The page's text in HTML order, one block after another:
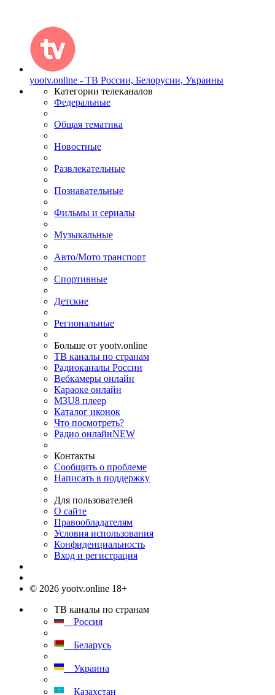
yootv.online - ТВ России, Белорусии, Украины
Категории телеканалов
Федеральные
Общая тематика
Новостные
Развлекательные
Познавательные
Фильмы и сериалы
Музыкальные
Авто/Мото транспорт
Спортивные
Детские
Региональные
Больше от yootv.online
ТВ каналы по странам
Радиоканалы России
Вебкамеры онлайн
Караоке онлайн
M3U8 плеер
Каталог иконок
Что посмотреть?
Радио онлайнNEW
Контакты
Сообщить о проблеме
Написать в поддержку
Для пользователей
О сайте
Правообладателям
Условия использования
Конфиденциальность
Вход и регистрация
© 2026 yootv.online 18+
ТВ каналы по странам
Россия
Беларусь
Украина
Казахстан